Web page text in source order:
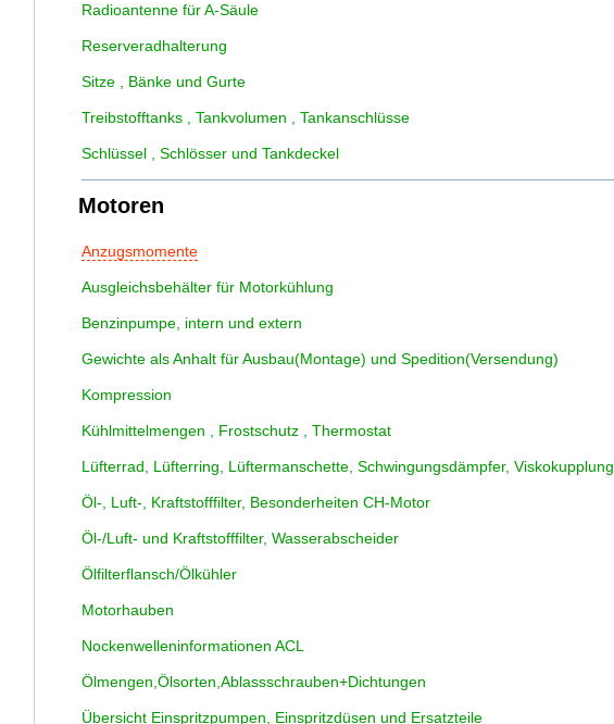
Radioantenne für A-Säule
Reserveradhalterung
Sitze , Bänke und Gurte
Treibstofftanks , Tankvolumen , Tankanschlüsse
Schlüssel , Schlösser und Tankdeckel
Motoren
Anzugsmomente
Ausgleichsbehälter für Motorkühlung
Benzinpumpe, intern und extern
Gewichte als Anhalt für Ausbau(Montage) und Spedition(Versendung)
Kompression
Kühlmittelmengen , Frostschutz , Thermostat
Lüfterrad, Lüfterring, Lüftermanschette, Schwingungsdämpfer, Viskokupplung
Öl-, Luft-, Kraftstofffilter, Besonderheiten CH-Motor
Öl-/Luft- und Kraftstofffilter, Wasserabscheider
Ölfilterflansch/Ölkühler
Motorhauben
Nockenwelleninformationen ACL
Ölmengen,Ölsorten,Ablassschrauben+Dichtungen
Übersicht Einspritzpumpen, Einspritzdüsen und Ersatzteile